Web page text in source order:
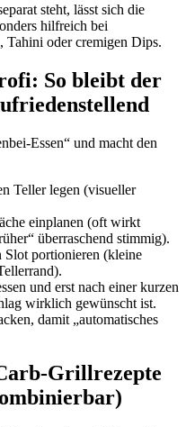
steht, lässt sich die
hilfreich bei
Tahini oder cremigen Dips.
So bleibt der
Essen“ und macht den
Teller legen (visueller
einplanen (oft wirkt
überraschend stimmig).
Slot portionieren (kleine
und erst nach einer kurzen
wirklich gewünscht ist.
damit „automatisches
Grillrezepte